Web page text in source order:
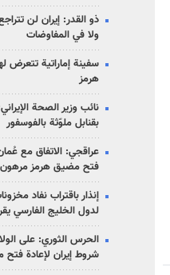
ذو القدر: إيران لن
ولا في المفاوضات
سفينة إماراتية
هرمز
نائب وزير الصحة
بقنابل ملوّثة بالفوسفور
عراقجي: الاتفاق مع
فتح مضيق هرمز
إنذار باقتراب نفاد
لدول الخليج الفارسي
الحرس الثوري: على
شروط إيران لإعادة